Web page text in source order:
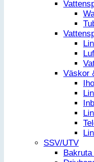
Väskor
SSV/UTV